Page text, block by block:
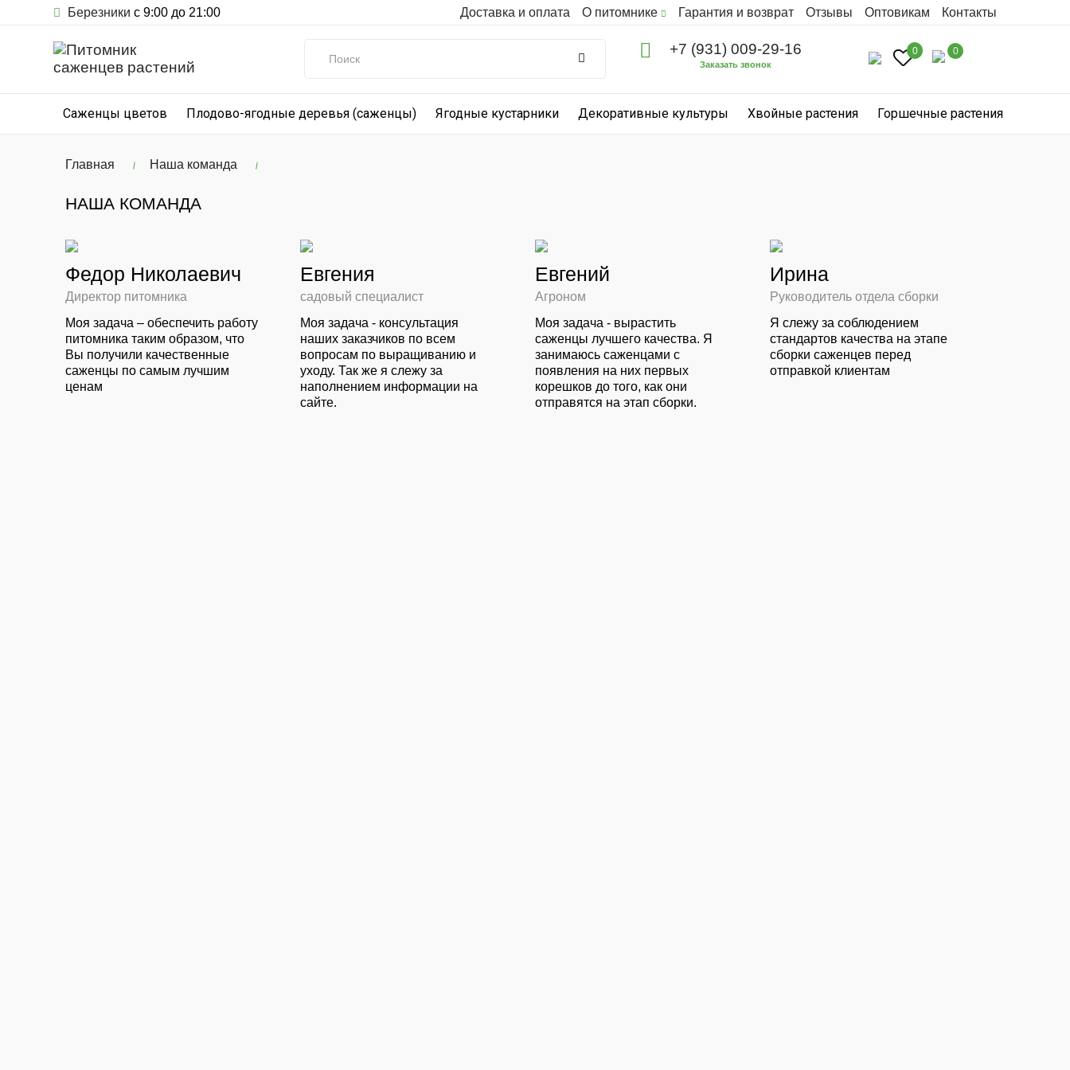
Березники с 9:00 до 21:00 Доставка и оплата О питомнике Гарантия и возврат Отзывы Оптовикам Контакты
+7 (931) 009-29-16
Заказать звонок
0 0
Саженцы цветов Плодово-ягодные деревья (саженцы) Ягодные кустарники Декоративные культуры Хвойные растения Горшечные растения
Главная Наша команда
НАША КОМАНДА
Федор Николаевич
Директор питомника
Моя задача – обеспечить работу
питомника таким образом, что
Вы получили качественные
саженцы по самым лучшим
ценам
Евгения
садовый специалист
Моя задача - консультация
наших заказчиков по всем
вопросам по выращиванию и
уходу. Так же я слежу за
наполнением информации на
сайте.
Евгений
Агроном
Моя задача - вырастить
саженцы лучшего качества. Я
занимаюсь саженцами с
появления на них первых
корешков до того, как они
отправятся на этап сборки.
Ирина
Руководитель отдела сборки
Я слежу за соблюдением
стандартов качества на этапе
сборки саженцев перед
отправкой клиентам